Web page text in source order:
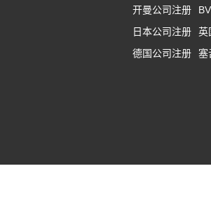
开曼公司注册
日本公司注册
英
德国公司注册
塞